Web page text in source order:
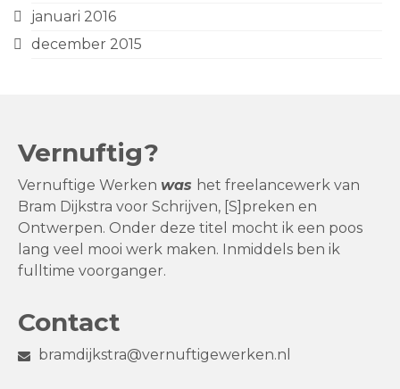
januari 2016
december 2015
Vernuftig?
Vernuftige Werken was het freelancewerk van
Bram Dijkstra voor Schrijven, [S]preken en
Ontwerpen. Onder deze titel mocht ik een poos
lang veel mooi werk maken. Inmiddels ben ik
fulltime voorganger.
Contact
bramdijkstra@vernuftigewerken.nl